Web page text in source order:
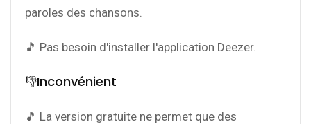
paroles des chansons.
🎵 Pas besoin d'installer l'application Deezer.
👎Inconvénient
🎵 La version gratuite ne permet que des